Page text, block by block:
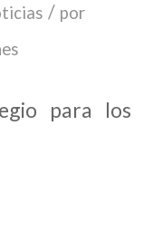
/ por
para los